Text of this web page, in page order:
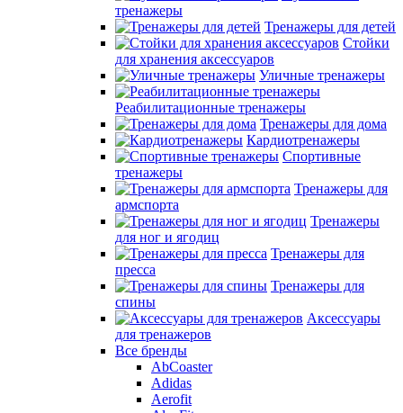
тренажеры
Тренажеры для детей
Стойки
для хранения аксессуаров
Уличные тренажеры
Реабилитационные тренажеры
Тренажеры для дома
Кардиотренажеры
Спортивные
тренажеры
Тренажеры для
армспорта
Тренажеры
для ног и ягодиц
Тренажеры для
пресса
Тренажеры для
спины
Аксессуары
для тренажеров
Все бренды
AbCoaster
Adidas
Aerofit